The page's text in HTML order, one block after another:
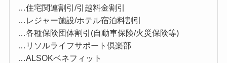
…住宅関連割引/引越料金割引
…レジャー施設/ホテル宿泊料割引
…各種保険団体割引(自動車保険/火災保険等)
…リソルライフサポート倶楽部
…ALSOKベネフィット